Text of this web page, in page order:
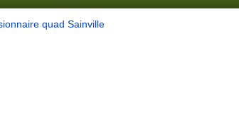
quad Sainville